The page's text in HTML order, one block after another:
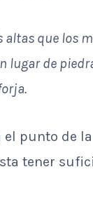
que los
lugar de
el punto de
tener